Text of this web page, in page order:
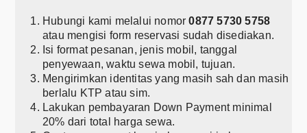
Hubungi kami melalui nomor0877 5730 5758
atau mengisi form reservasi sudah disediakan.
Isi format pesanan, jenis mobil, tanggal
penyewaan, waktu sewa mobil, tujuan.
Mengirimkan identitas yang masih sah dan masih
berlalu KTP atau sim.
Lakukan pembayaran Down Payment minimal
20% dari total harga sewa.